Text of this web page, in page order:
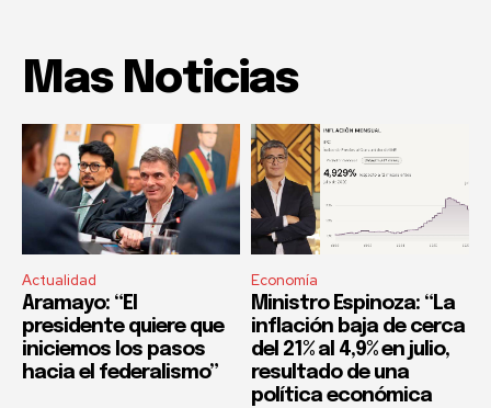
Mas Noticias
Actualidad
Aramayo: “El
presidente quiere que
iniciemos los pasos
hacia el federalismo”
Economía
Ministro Espinoza: “La
inflación baja de cerca
del 21% al 4,9% en julio,
resultado de una
política económica